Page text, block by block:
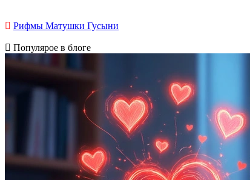
Рифмы Матушки Гусыни
Популярое в блоге